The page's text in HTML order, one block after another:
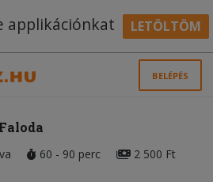
applikációnkat LETÖLTÖM
BELÉPÉS
60 - 90 perc 2 500 Ft